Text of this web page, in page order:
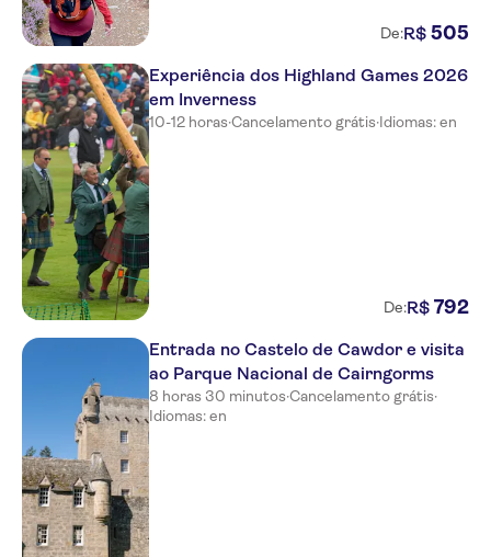
De:R$ 505
Experiência dos Highland Games 2026
em Inverness
10-12 horas·Cancelamento grátis·Idiomas: en
De:R$ 792
Entrada no Castelo de Cawdor e visita
ao Parque Nacional de Cairngorms
8 horas 30 minutos·Cancelamento grátis·
Idiomas: en